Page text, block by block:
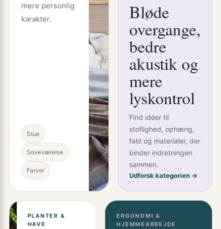
mere personlig
karakter.
Stue
Soveværelse
Farver
Bløde
overgange,
bedre
akustik og
mere
lyskontrol
Find idéer til
stoflighed, ophæng,
fald og materialer, der
binder indretningen
sammen.
Udforsk kategorien →
PLANTER &
HAVE
ERGONOMI &
HJEMMEARBEJDE